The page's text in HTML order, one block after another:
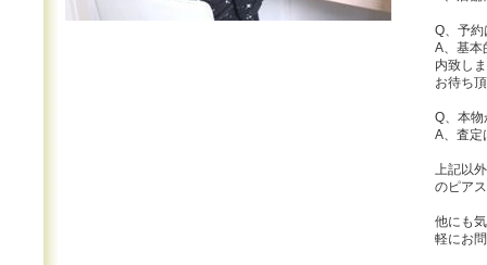
Q、予
A、基本
内致し
お待ち
Q、本
A、査定
上記以
のピア
他にも
軽にお